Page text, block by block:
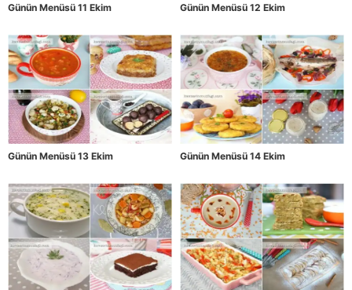
Günün Menüsü 11 Ekim Günün Menüsü 12 Ekim
Günün Menüsü 13 Ekim Günün Menüsü 14 Ekim